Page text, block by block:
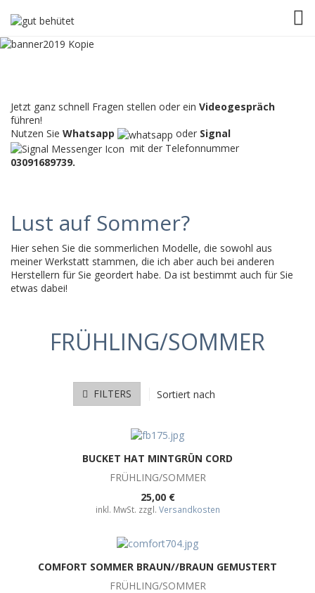
Jetzt ganz schnell Fragen stellen oder ein Videogespräch
führen!
Nutzen Sie Whatsapp oder Signal
mit der Telefonnummer
03091689739.
Lust auf Sommer?
Hier sehen Sie die sommerlichen Modelle, die sowohl aus
meiner Werkstatt stammen, die ich aber auch bei anderen
Herstellern für Sie geordert habe. Da ist bestimmt auch für Sie
etwas dabei!
FRÜHLING/SOMMER
FILTERS Sortiert nach
BUCKET HAT MINTGRÜN CORD
FRÜHLING/SOMMER
25,00 €
inkl. MwSt. zzgl. Versandkosten
COMFORT SOMMER BRAUN//BRAUN GEMUSTERT
FRÜHLING/SOMMER